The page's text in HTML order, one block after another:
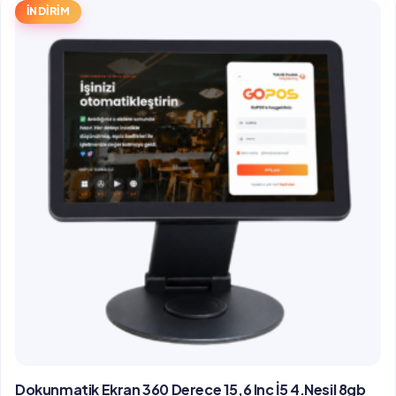
İNDİRİM
Dokunmatik Ekran 360 Derece 15,6 Inc İ5 4.Nesil 8gb